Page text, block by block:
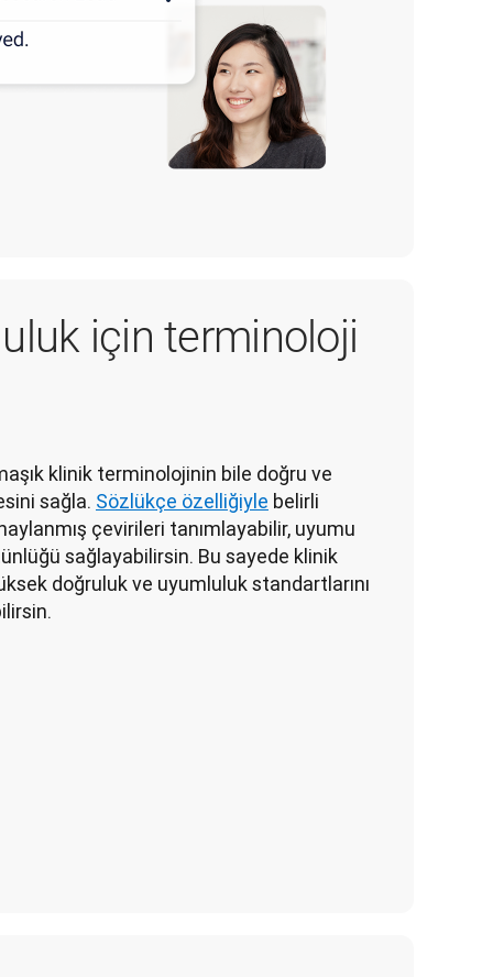
için terminoloji
klinik terminolojinin bile doğru ve
sağla. Sözlükçe özelliğiyle belirli
çevirileri tanımlayabilir, uyumu
sağlayabilirsin. Bu sayede klinik
doğruluk ve uyumluluk standartlarını